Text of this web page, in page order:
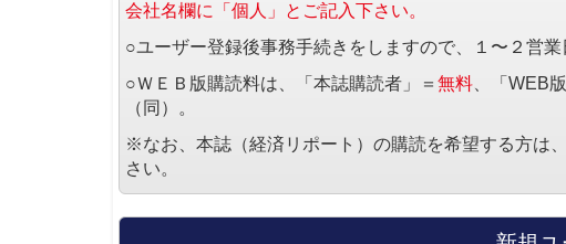
会社名欄に「個人」とご記入下さい。
○ユーザー登録後事務手続きをしますので、１〜２営業
○ＷＥＢ版購読料は、「本誌購読者」＝ 無料 、「WEB
（同）。
※なお、本誌（経済リポート）の購読を希望する方は
さい。